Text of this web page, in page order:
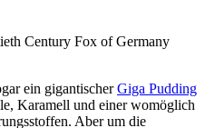
Century Fox of Germany
ein gigantischerGiga Pudding
Karamell und einer womöglich
Aber um die